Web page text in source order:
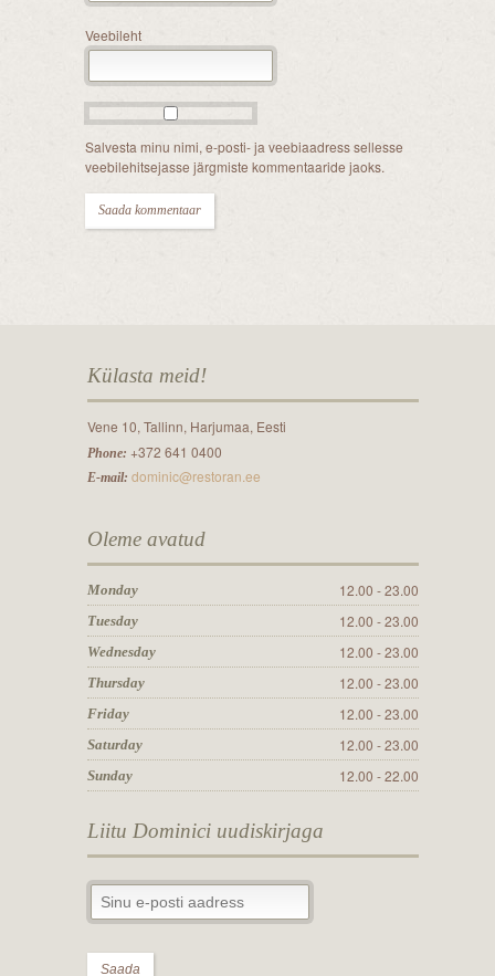
Veebileht
Salvesta minu nimi, e-posti- ja veebiaadress sellesse
veebilehitsejasse järgmiste kommentaaride jaoks.
Külasta meid!
Vene 10, Tallinn, Harjumaa, Eesti
Phone: +372 641 0400
E-mail: dominic@restoran.ee
Oleme avatud
Monday 12.00 - 23.00
Tuesday 12.00 - 23.00
Wednesday 12.00 - 23.00
Thursday 12.00 - 23.00
Friday 12.00 - 23.00
Saturday 12.00 - 23.00
Sunday 12.00 - 22.00
Liitu Dominici uudiskirjaga